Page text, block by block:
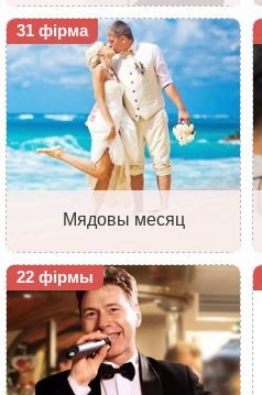
31 фірма
Мядовы месяц
22 фірмы